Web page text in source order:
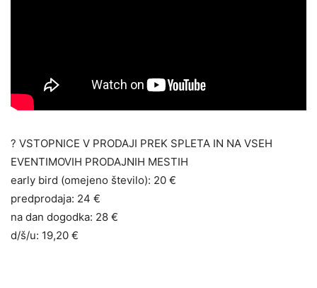
? VSTOPNICE V PRODAJI PREK SPLETA IN NA VSEH
EVENTIMOVIH PRODAJNIH MESTIH
early bird (omejeno število): 20 €
predprodaja: 24 €
na dan dogodka: 28 €
d/š/u: 19,20 €